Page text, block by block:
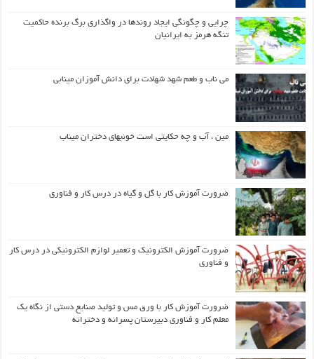
چرایی و چگونگی ایجاد روندها در واگذاری برگ برنده حاکمیت
تنگه هرمز به ایرانیان
می ناب و طعم شهد شهادت برای دانش آموزان مینابی
مین ، آب و چه حکایتی است خونبهای دختران میناب
ضرورت آموزش کار با گل و گیاه در درس کار و فناوری
ضرورت آموزش الکترونیک و تعمیر لوازم الکترونیکی در درس کار
و فناوری
ضرورت آموزش کار با ورق مس و تولید صنایع دستی از نگاه یک
معلم کار و فناوری دبیرستان پسرانه و دخترانه